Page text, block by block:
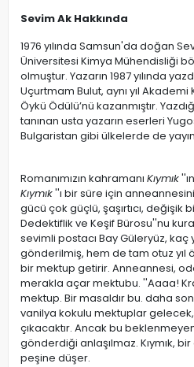
Sevim Ak Hakkında
1976 yılında Samsun'da doğan
Üniversitesi Kimya Mühendisliği
olmuştur. Yazarın 1987 yılında
Uçurtmam Bulut, aynı yıl
Öykü Ödülü’nü kazanmıştır.
tanınan usta yazarın eserleri
Bulgaristan gibi ülkelerde de
Romanımızın kahramanı Kıymık
Kıymık''ı bir süre için
gücü çok güçlü, şaşırtıcı, değişik
Dedektiflik ve Keşif Bürosu''nu
sevimli postacı Bay Güleryüz,
gönderilmiş, hem de tam otuz yıl
bir mektup getirir. Anneannesi,
merakla açar mektubu. ''Aaaa!
mektup. Bir masaldır bu. daha
vanilya kokulu mektuplar
çıkacaktır. Ancak bu
gönderdiği anlaşılmaz. Kıymık,
peşine düşer.